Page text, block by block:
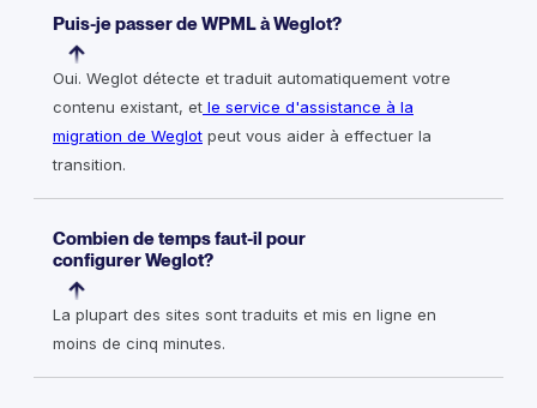
Puis-je passer de WPML à Weglot?
Oui. Weglot détecte et traduit automatiquement votre
contenu existant, et le service d'assistance à la
migration de Weglot peut vous aider à effectuer la
transition.
Combien de temps faut-il pour
configurer Weglot?
La plupart des sites sont traduits et mis en ligne en
moins de cinq minutes.